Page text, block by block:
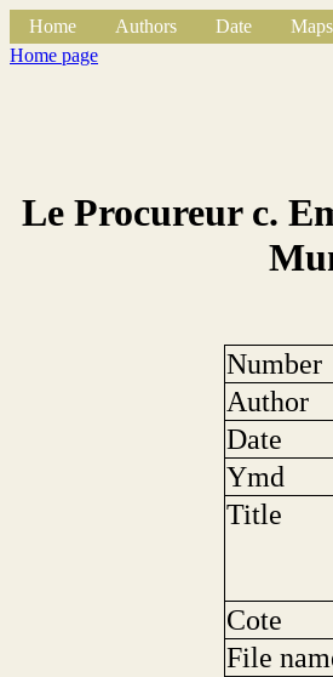
Home Authors Date Maps
Home page
Le Procureur c.
Number
Author
Date
Ymd
Title
Cote
File